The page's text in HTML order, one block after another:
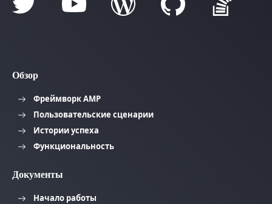
Обзор
Фреймворк AMP
Пользовательские сценарии
Истории успеха
Функциональность
Документы
Начало работы